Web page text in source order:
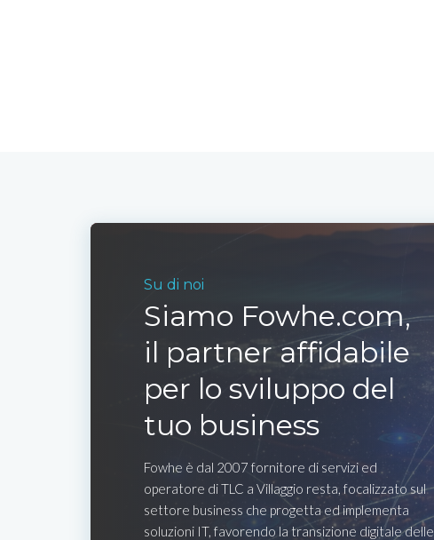
Su di noi
Siamo Fowhe.com,
il partner affidabile
per lo sviluppo del
tuo business
Fowhe è dal 2007 fornitore di servizi ed
operatore di TLC a Villaggio resta, focalizzato sul
settore business che progetta ed implementa
soluzioni IT, favorendo la transizione digitale delle